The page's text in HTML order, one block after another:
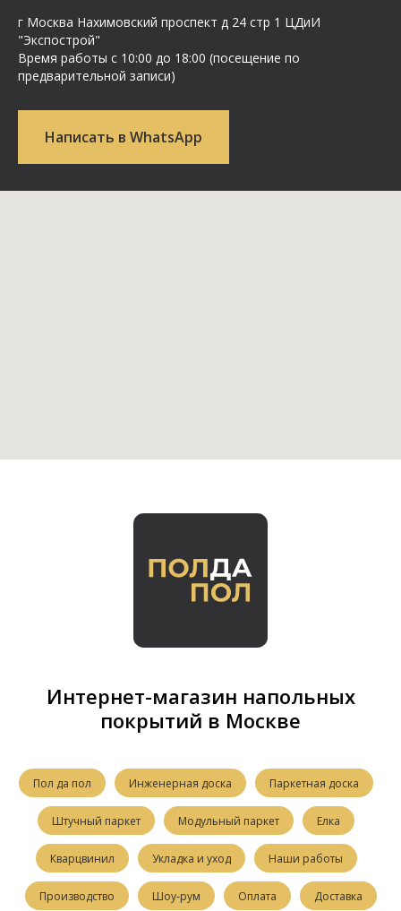
г Москва Нахимовский проспект д 24 стр 1 ЦДиИ
"Экспострой"
Время работы с 10:00 до 18:00 (посещение по
предварительной записи)
Написать в WhatsApp
Интернет-магазин напольных
покрытий в Москве
Пол да пол Инженерная доска Паркетная доска
Штучный паркет Модульный паркет Елка
Кварцвинил Укладка и уход Наши работы
Производство Шоу-рум Оплата Доставка